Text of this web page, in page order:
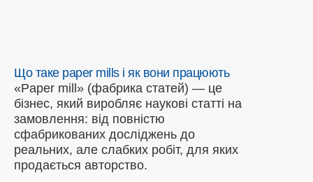
Що таке paper mills і як вони працюють
«Paper mill» (фабрика статей) — це
бізнес, який виробляє наукові статті на
замовлення: від повністю
сфабрикованих досліджень до
реальних, але слабких робіт, для яких
продається авторство.